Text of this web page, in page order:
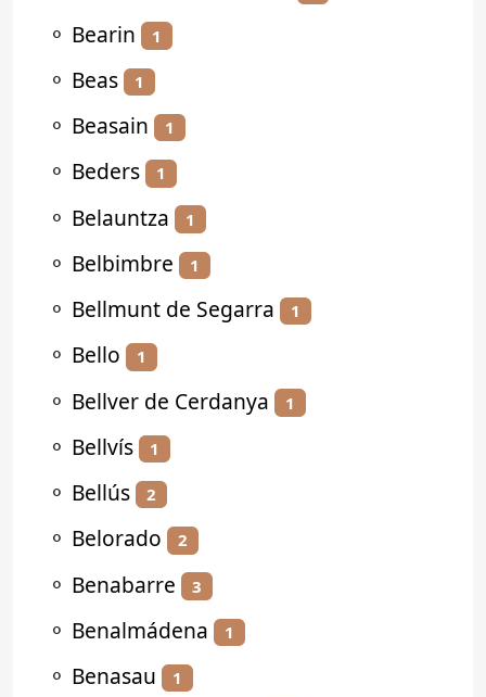
⚬ Bearin 1
⚬ Beas 1
⚬ Beasain 1
⚬ Beders 1
⚬ Belauntza 1
⚬ Belbimbre 1
⚬ Bellmunt de Segarra 1
⚬ Bello 1
⚬ Bellver de Cerdanya 1
⚬ Bellvís 1
⚬ Bellús 2
⚬ Belorado 2
⚬ Benabarre 3
⚬ Benalmádena 1
⚬ Benasau 1